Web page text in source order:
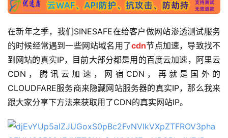
在新年之季，我们SINESAFE在给客户做网站渗透测试服务
的时候经常遇到一些网站域名用了cdn节点加速，导致找不
到网站的真实IP，目前大部分都是用的百度云加速，阿里云
CDN，腾讯云加速，网宿CDN，再就是国外的
CLOUDFARE服务商来隐藏网站服务器的真实IP，那么我来
跟大家分享下方法来获取用了CDN的真实网站IP。